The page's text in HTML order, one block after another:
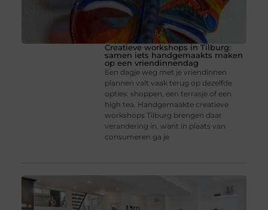
Creatieve workshops in Tilburg:
samen iets handgemaakts maken
op een vriendinnendag
Een dagje weg met je vriendinnen
plannen valt vaak terug op dezelfde
opties: shoppen, een terrasje of een
high tea. Handgemaakte creatieve
workshops Tilburg brengen daar
verandering in, want in plaats van
consumeren ga je